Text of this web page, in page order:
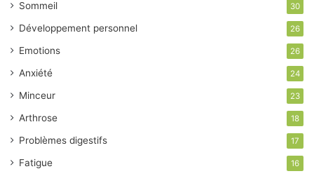
Sommeil 30
Développement personnel 26
Emotions 26
Anxiété 24
Minceur 23
Arthrose 18
Problèmes digestifs 17
Fatigue 16